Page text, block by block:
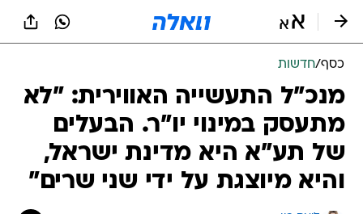
כסף/חדשות
מנכ"ל התעשייה האווירית: "לא
מתעסק במינוי יו"ר. הבעלים
של תע"א היא מדינת ישראל,
והיא מיוצגת על ידי שני שרים"